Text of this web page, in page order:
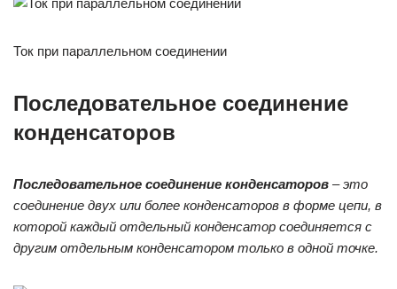
Ток при параллельном соединении
Последовательное соединение
конденсаторов
Последовательное соединение конденсаторов – это
соединение двух или более конденсаторов в форме цепи, в
которой каждый отдельный конденсатор соединяется с
другим отдельным конденсатором только в одной точке.